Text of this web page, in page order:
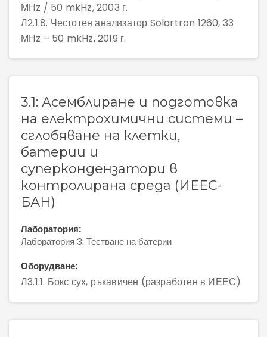
МНz / 50 mkHz, 2003 г.
Л2.1.8. Честотен анализатор Solartron 1260, 33
МНz – 50 mkHz, 2019 г.
3.1: Асемблиране и подготовка
на електрохимични системи –
сглобяване на клетки,
батерии и
суперкондензатори в
контролирана среда (ИЕЕС-
БАН)
Лаборатория:
Лаборатория 3: Тестване на батерии
Оборудване:
Л3.1.1. Бокс сух, ръкавичен (разработен в ИЕЕС)